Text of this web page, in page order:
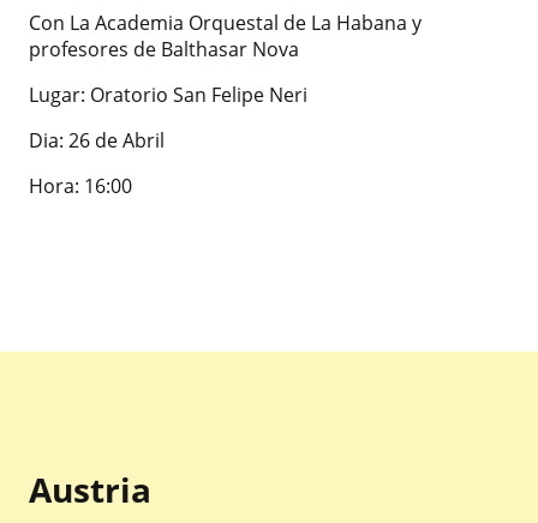
Con La Academia Orquestal de La Habana y
profesores de Balthasar Nova
Lugar: Oratorio San Felipe Neri
Dia: 26 de Abril
Hora: 16:00
Austria